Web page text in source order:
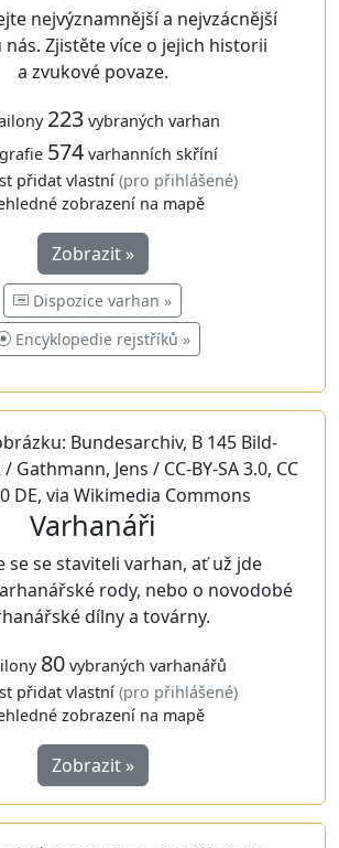
nejvýznamnější a nejvzácnější
Zjistěte více o jejich historii
a zvukové povaze.
223 vybraných varhan
574varhanních skříní
přidat vlastní (pro přihlášené)
zobrazení na mapě
Zobrazit »
Dispozice varhan »
Encyklopedie rejstříků »
Varhanáři
se se staviteli varhan, ať už jde
rody, nebo o novodobé
dílny a továrny.
80 vybraných varhanářů
přidat vlastní (pro přihlášené)
zobrazení na mapě
Zobrazit »